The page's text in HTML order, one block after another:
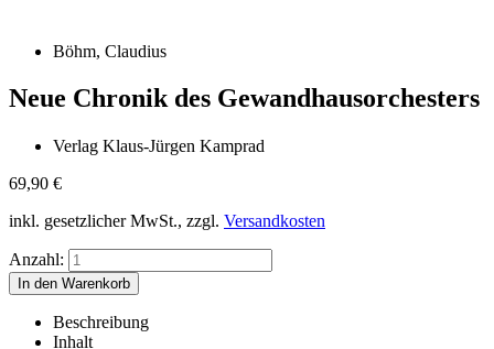
Böhm, Claudius
Neue Chronik des Gewandhausorchesters
Verlag Klaus-Jürgen Kamprad
69,90 €
inkl. gesetzlicher MwSt., zzgl. Versandkosten
Anzahl:
Beschreibung
Inhalt